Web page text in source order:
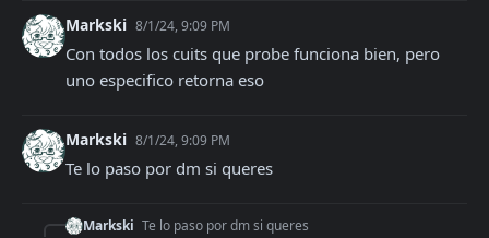
Markski 8/1/24, 9:09 PM
Con todos los cuits que probe funciona bien, pero
uno especifico retorna eso
Markski 8/1/24, 9:09 PM
Te lo paso por dm si queres
Markski Te lo paso por dm si queres